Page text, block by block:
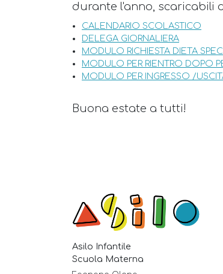
durante l'anno, scaricabili
CALENDARIO SCOLASTICO
DELEGA GIORNALIERA
MODULO RICHIESTA DIETA
MODULO PER RIENTRO DOPO
MODULO PER INGRESSO /
Buona estate a tutti!
Asilo Infantile
Scuola Materna